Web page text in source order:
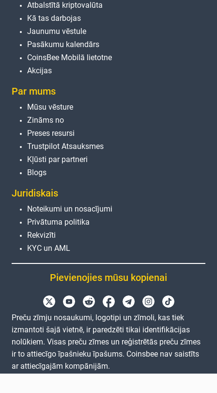
Atbalstītā kriptovalūta
Kā tas darbojas
Jaunumu vēstule
Pasākumu kalendārs
CoinsBee Mobilā lietotne
Akcijas
Par mums
Mūsu vēsture
Zināms no
Preses resursi
Trustpilot Atsauksmes
Kļūsti par partneri
Blogs
Juridiskais
Noteikumi un nosacījumi
Privātuma politika
Rekvizīti
KYC un AML
Pievienojies mūsu kopienai
Preču zīmju nosaukumi, logotipi un zīmoli, kas tiek
izmantoti šajā vietnē, ir paredzēti tikai identifikācijas
nolūkiem. Visas preču zīmes un reģistrētās preču zīmes
ir to attiecīgo īpašnieku īpašums. Coinsbee nav saistīts
ar attiecīgajām kompānijām.